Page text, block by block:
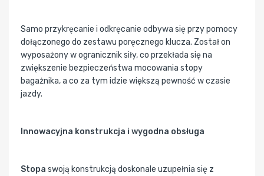
Samo przykręcanie i odkręcanie odbywa się przy pomocy
dołączonego do zestawu poręcznego klucza. Został on
wyposażony w ogranicznik siły, co przekłada się na
zwiększenie bezpieczeństwa mocowania stopy
bagażnika, a co za tym idzie większą pewność w czasie
jazdy.
Innowacyjna konstrukcja i wygodna obsługa
Stopa swoją konstrukcją doskonale uzupełnia się z